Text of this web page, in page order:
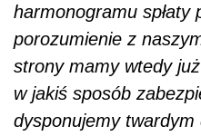
harmonogramu spłaty
porozumienie z
strony mamy wtedy
w jakiś sposób
dysponujemy twardym